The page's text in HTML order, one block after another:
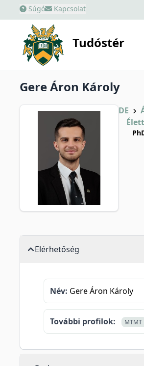
Súgó Kapcsolat
Tudóstér
Gere Áron Károly
DE
Elérhetőség
Név: Gere Áron Károly
További profilok: MTMT